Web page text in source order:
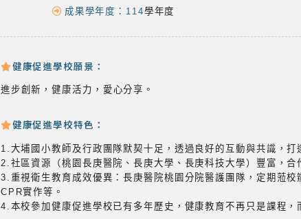
成果學年度：114學年度
健康促進學校願景：
進步創新，健康活力，愛心分享。
健康促進學校特色：
1.大埔國小教師及行政團隊默契十足，透過良好的互動與共識，打
2.社區資源（桃園長庚醫院、長庚大學、長庚科技大學）豐富，合
3.重視衛生教育成效優異：長庚醫院桃園分院醫護團隊，定期蒞
CPR實作等。
4.本校參加健康促進學校已有多年歷史，健康教育不再只是課程，